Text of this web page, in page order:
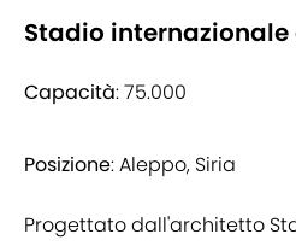
Stadio internazionale
Capacità: 75.000
Posizione: Aleppo, Siria
Progettato dall'architetto